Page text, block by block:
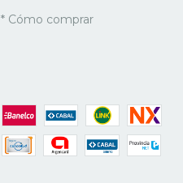
* Cómo comprar